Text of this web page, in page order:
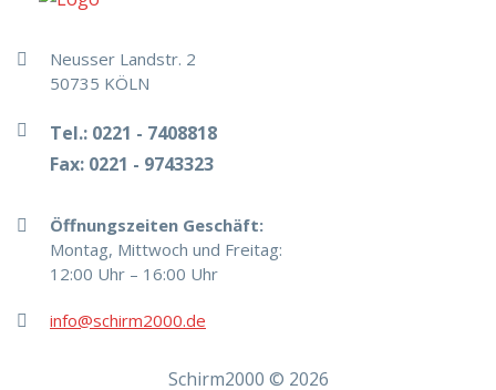
Neusser Landstr. 2
50735 KÖLN
Tel.: 0221 - 7408818
Fax: 0221 - 9743323
Öffnungszeiten Geschäft:
Montag, Mittwoch und Freitag:
12:00 Uhr – 16:00 Uhr
info@schirm2000.de
Schirm2000 © 2026